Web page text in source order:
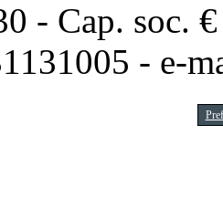
- Cap. soc.
- e-